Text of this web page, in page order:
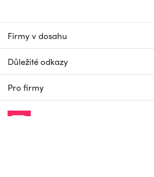
Firmy v dosahu
Důležité odkazy
Pro firmy